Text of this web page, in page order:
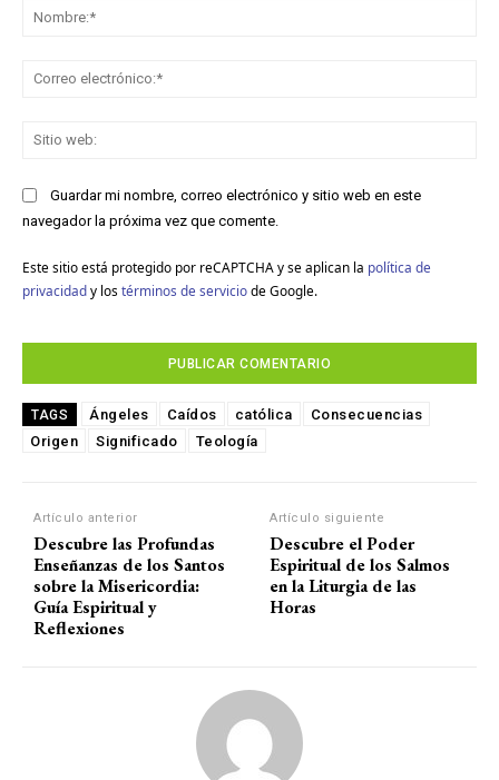
Guardar mi nombre, correo electrónico y sitio web en este
navegador la próxima vez que comente.
Este sitio está protegido por reCAPTCHA y se aplican la política de
privacidady los términos de serviciode Google.
TAGS Ángeles Caídos católica
Consecuencias
Origen
Significado Teología
Artículo anterior
Descubre las Profundas
Enseñanzas de los Santos
sobre la Misericordia:
Guía Espiritual y
Reflexiones
Artículo siguiente
Descubre el Poder
Espiritual de los Salmos
en la Liturgia de las
Horas